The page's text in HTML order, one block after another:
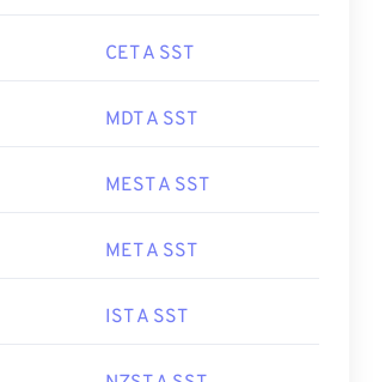
CET A SST
MDT A SST
MEST A SST
MET A SST
IST A SST